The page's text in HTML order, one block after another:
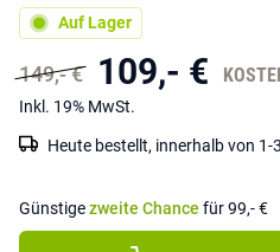
Auf Lager
149,- € 109,- €
Inkl. 19% MwSt.
Heute bestellt, innerhalb von 1-
Günstigezweite Chance für 99,- €